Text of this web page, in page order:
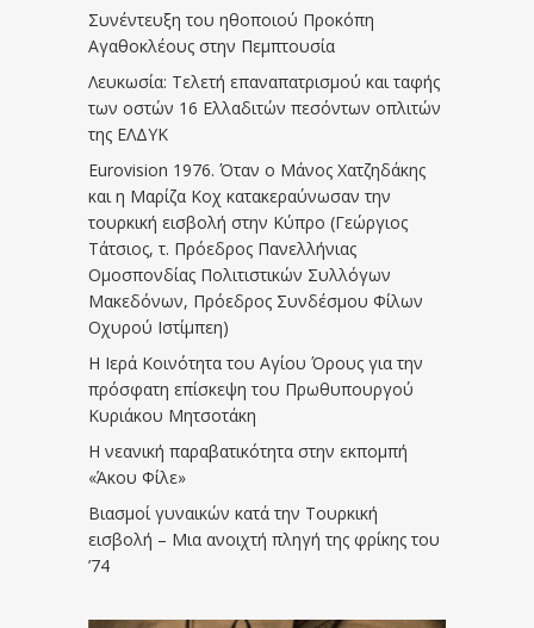
Συνέντευξη του ηθοποιού Προκόπη
Αγαθοκλέους στην Πεμπτουσία
Λευκωσία: Τελετή επαναπατρισμού και ταφής
των οστών 16 Ελλαδιτών πεσόντων οπλιτών
της ΕΛΔΥΚ
Eurovision 1976. Όταν ο Μάνος Χατζηδάκης
και η Μαρίζα Κοχ κατακεραύνωσαν την
τουρκική εισβολή στην Κύπρο (Γεώργιος
Τάτσιος, τ. Πρόεδρος Πανελλήνιας
Ομοσπονδίας Πολιτιστικών Συλλόγων
Μακεδόνων, Πρόεδρος Συνδέσμου Φίλων
Οχυρού Ιστίμπεη)
Η Ιερά Κοινότητα του Αγίου Όρους για την
πρόσφατη επίσκεψη του Πρωθυπουργού
Κυριάκου Μητσοτάκη
Η νεανική παραβατικότητα στην εκπομπή
«Άκου Φίλε»
Βιασμοί γυναικών κατά την Τουρκική
εισβολή – Μια ανοιχτή πληγή της φρίκης του
’74